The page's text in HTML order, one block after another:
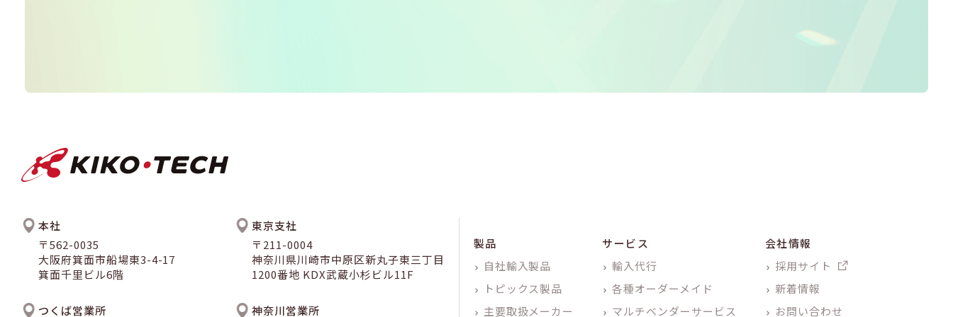
本社
〒562-0035
大阪府箕面市船場東3-4-17
箕面千里ビル6階
東京支社
〒211-0004
神奈川県川崎市中原区新丸子東三丁目
1200番地 KDX武蔵小杉ビル11F
つくば営業所 神奈川営業所
製品
自社輸入製品
トピックス製品
主要取扱メーカー
サービス
輸入代行
各種オーダーメイド
マルチベンダーサービス
会社情報
採用サイト
新着情報
お問い合わせ